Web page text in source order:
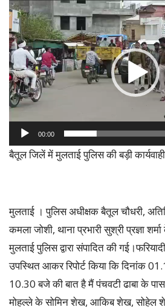
Video
Player
00:00
बैतूल जिलें में मुलताई पुलिस की बड़ी कार्यवाही
मुलताई । पुलिस अधीक्षक बैतूल चौधरी,
कमला जोशी, थाना प्रभारी सुश्री प्रज्ञा
मुलताई पुलिस द्वारा संपादित की
उपस्थित आकर रिपोर्ट किया कि दिनांक
10.30 बजे की बात है मैं पंचवटी ढाबा के
मोहल्ले के सोमिन शेख, आकिब शेख, सोहेल